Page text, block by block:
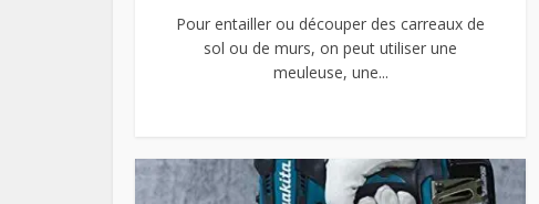
Pour entailler ou découper des carreaux de
sol ou de murs, on peut utiliser une
meuleuse, une...